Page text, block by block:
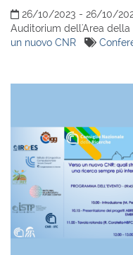
26/10/2023 - 26/10/
Auditorium dell'Area della
un nuovo CNR